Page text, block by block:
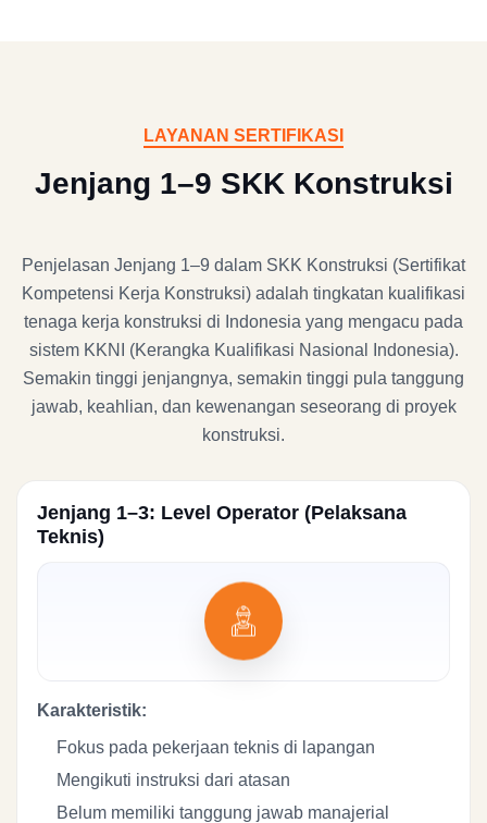
LAYANAN SERTIFIKASI
Jenjang 1–9 SKK Konstruksi
Penjelasan Jenjang 1–9 dalam SKK Konstruksi (Sertifikat
Kompetensi Kerja Konstruksi) adalah tingkatan kualifikasi
tenaga kerja konstruksi di Indonesia yang mengacu pada
sistem KKNI (Kerangka Kualifikasi Nasional Indonesia).
Semakin tinggi jenjangnya, semakin tinggi pula tanggung
jawab, keahlian, dan kewenangan seseorang di proyek
konstruksi.
Jenjang 1–3: Level Operator (Pelaksana
Teknis)
Karakteristik:
Fokus pada pekerjaan teknis di lapangan
Mengikuti instruksi dari atasan
Belum memiliki tanggung jawab manajerial